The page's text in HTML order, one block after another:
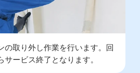
の取り外し作業を行います。回
ービス終了となります。